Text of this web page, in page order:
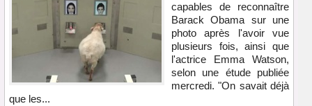
capables de reconnaître
Barack Obama sur une
photo après l'avoir vue
plusieurs fois, ainsi que
l'actrice Emma Watson,
selon une étude publiée
mercredi. "On savait déjà
que les...